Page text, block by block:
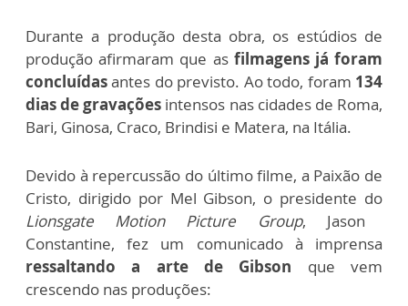
Durante a produção desta obra, os estúdios de
produção afirmaram que as filmagens já foram
concluídasantes do previsto. Ao todo, foram 134
dias de gravações intensos nas cidades de Roma,
Bari, Ginosa, Craco, Brindisi e Matera, na Itália.
Devido à repercussão do último filme, a Paixão de
Cristo, dirigido por Mel Gibson, o presidente do
Lionsgate Motion Picture Group, Jason
Constantine, fez um comunicado à imprensa
ressaltando a arte de Gibson que vem
crescendo nas produções: